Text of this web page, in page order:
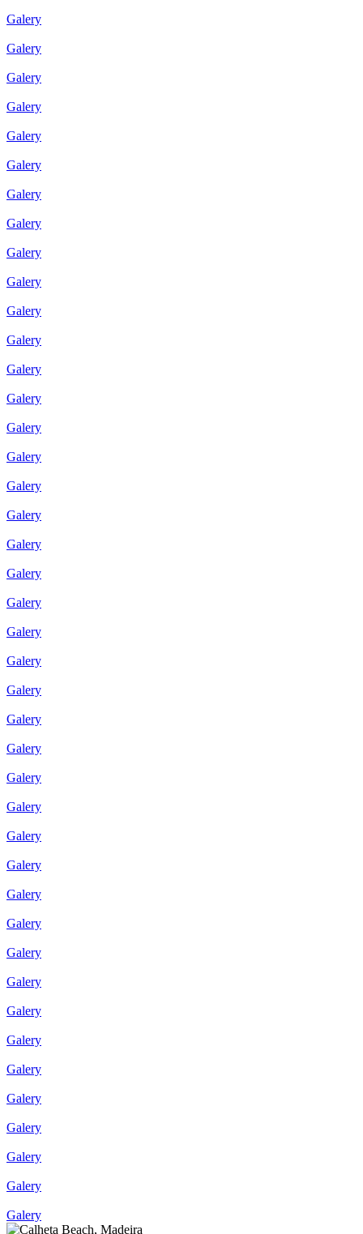
Galery
Galery
Galery
Galery
Galery
Galery
Galery
Galery
Galery
Galery
Galery
Galery
Galery
Galery
Galery
Galery
Galery
Galery
Galery
Galery
Galery
Galery
Galery
Galery
Galery
Galery
Galery
Galery
Galery
Galery
Galery
Galery
Galery
Galery
Galery
Galery
Galery
Galery
Galery
Galery
Galery
Galery